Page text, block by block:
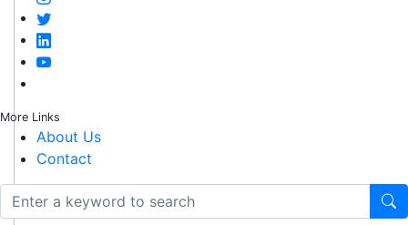
More Links
About Us
Contact